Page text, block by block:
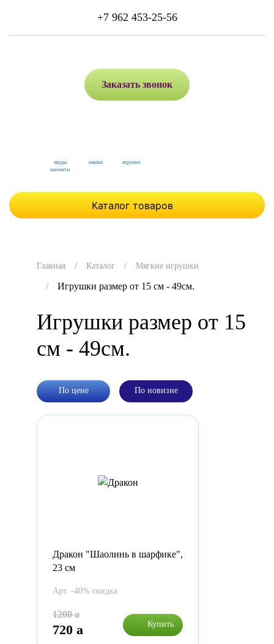
+7 962 453-25-56
Заказать звонок
нарды
шахматы
мишки игрушки
Каталог товаров
Главная Каталог Мягкие игрушки
Игрушки размер от 15 см - 49см.
Игрушки размер от 15
см - 49см.
По цене По новизне
Дракон "Шаолинь в шарфике",
23 см
Арт. -40% скидка
1200a
720 a Купить